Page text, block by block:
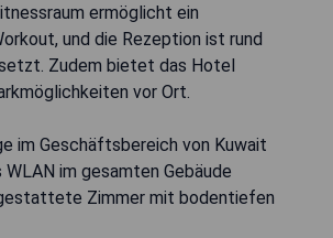
ermöglicht ein
und die Rezeption ist rund
Zudem bietet das Hotel
vor Ort.
im Geschäftsbereich von Kuwait
im gesamten Gebäude
Zimmer mit bodentiefen